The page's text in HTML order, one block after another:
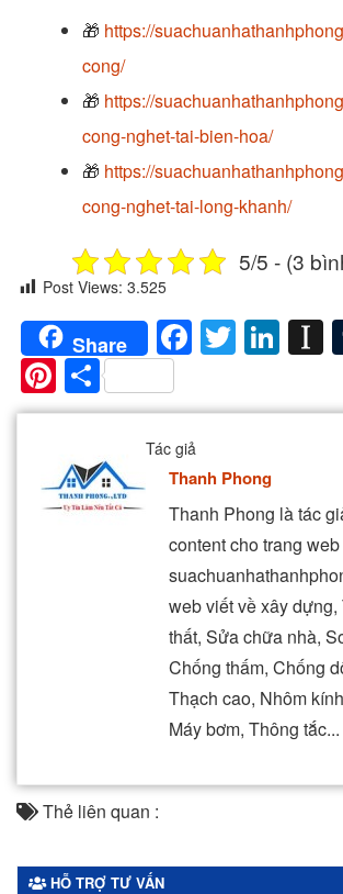
🎁 https://
cong/
🎁 https://
cong-nghet-tai-bien-hoa/
🎁 https://
cong-nghet-tai-long-khanh/
5/5 - (3
Post Views: 3.525
Share Twitter
Pinterest
Share
Tác giả
Thanh Phong
Thanh Phong là tác
content cho trang web
web viết về xây
thất, Sửa chữa nhà,
Chống thấm, Chống
Thạch cao, Nhôm
Máy bơm, Thông tắc...
Thẻ liên quan :
HỖ TRỢ TƯ VẤN